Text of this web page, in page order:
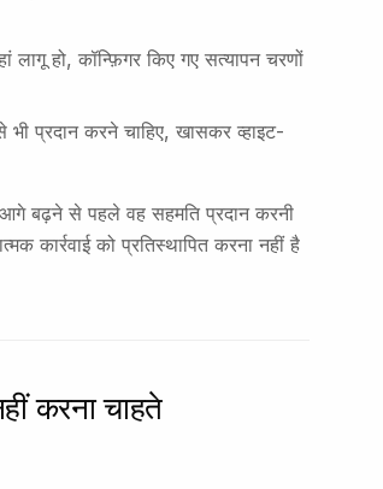
हो, कॉन्फ़िगर किए गए सत्यापन चरणों
प्रदान करने चाहिए, खासकर व्हाइट-
आगे बढ़ने से पहले वह सहमति प्रदान करनी
कार्रवाई को प्रतिस्थापित करना नहीं है
करना चाहते